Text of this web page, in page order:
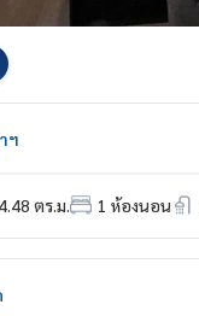
ฯ
ตร.ม. 1 ห้องนอน